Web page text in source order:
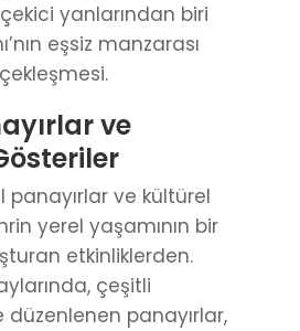
yanlarından biri
eşsiz manzarası
ve
panayırlar ve kültürel
yerel yaşamının bir
etkinliklerden.
çeşitli
panayırlar,